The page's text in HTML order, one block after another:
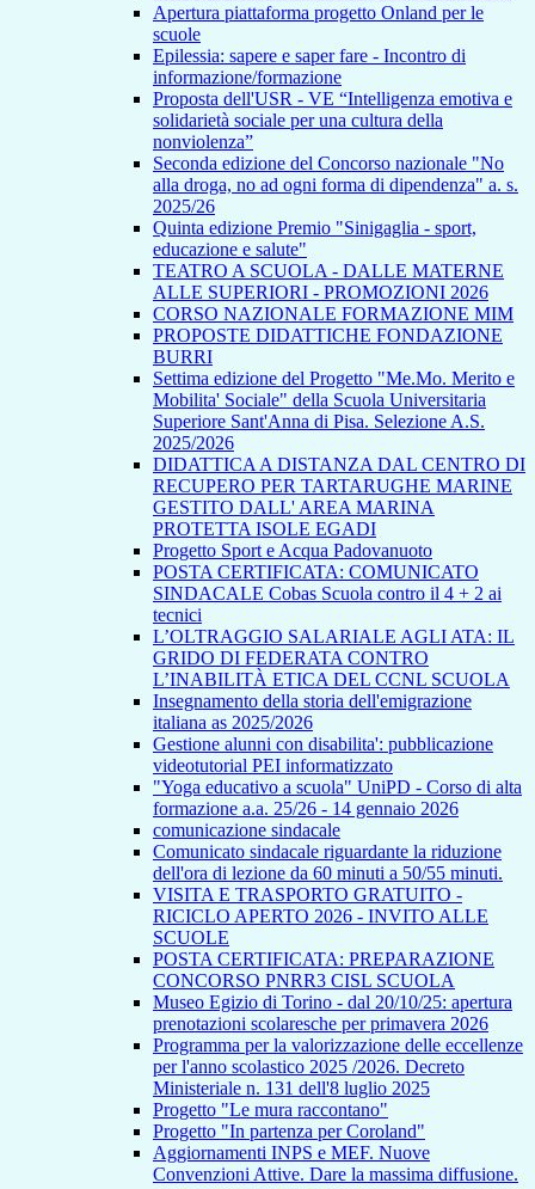
Apertura piattaforma progetto Onland per le
scuole
Epilessia: sapere e saper fare - Incontro di
informazione/formazione
Proposta dell'USR - VE “Intelligenza emotiva e
solidarietà sociale per una cultura della
nonviolenza”
Seconda edizione del Concorso nazionale "No
alla droga, no ad ogni forma di dipendenza" a. s.
2025/26
Quinta edizione Premio "Sinigaglia - sport,
educazione e salute"
TEATRO A SCUOLA - DALLE MATERNE
ALLE SUPERIORI - PROMOZIONI 2026
CORSO NAZIONALE FORMAZIONE MIM
PROPOSTE DIDATTICHE FONDAZIONE
BURRI
Settima edizione del Progetto "Me.Mo. Merito e
Mobilita' Sociale" della Scuola Universitaria
Superiore Sant'Anna di Pisa. Selezione A.S.
2025/2026
DIDATTICA A DISTANZA DAL CENTRO DI
RECUPERO PER TARTARUGHE MARINE
GESTITO DALL' AREA MARINA
PROTETTA ISOLE EGADI
Progetto Sport e Acqua Padovanuoto
POSTA CERTIFICATA: COMUNICATO
SINDACALE Cobas Scuola contro il 4 + 2 ai
tecnici
L’OLTRAGGIO SALARIALE AGLI ATA: IL
GRIDO DI FEDERATA CONTRO
L’INABILITÀ ETICA DEL CCNL SCUOLA
Insegnamento della storia dell'emigrazione
italiana as 2025/2026
Gestione alunni con disabilita': pubblicazione
videotutorial PEI informatizzato
"Yoga educativo a scuola" UniPD - Corso di alta
formazione a.a. 25/26 - 14 gennaio 2026
comunicazione sindacale
Comunicato sindacale riguardante la riduzione
dell'ora di lezione da 60 minuti a 50/55 minuti.
VISITA E TRASPORTO GRATUITO -
RICICLO APERTO 2026 - INVITO ALLE
SCUOLE
POSTA CERTIFICATA: PREPARAZIONE
CONCORSO PNRR3 CISL SCUOLA
Museo Egizio di Torino - dal 20/10/25: apertura
prenotazioni scolaresche per primavera 2026
Programma per la valorizzazione delle eccellenze
per l'anno scolastico 2025 /2026. Decreto
Ministeriale n. 131 dell'8 luglio 2025
Progetto "Le mura raccontano"
Progetto "In partenza per Coroland"
Aggiornamenti INPS e MEF. Nuove
Convenzioni Attive. Dare la massima diffusione.